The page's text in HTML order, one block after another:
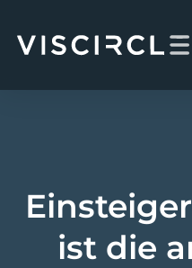
Projekte
ist die